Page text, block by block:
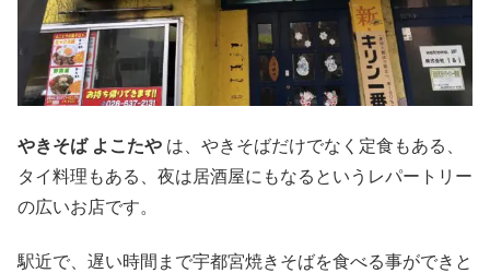
やきそば よこたや は、やきそばだけでなく定食もある、
タイ料理もある、夜は居酒屋にもなるというレパートリー
の広いお店です。
駅近で、遅い時間まで宇都宮焼きそばを食べる事ができと